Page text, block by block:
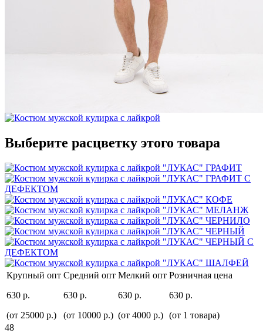
Выберите расцветку этого товара
Крупный опт
630 р.
(от 25000 р.)
Средний опт
630 р.
(от 10000 р.)
Мелкий опт
630 р.
(от 4000 р.)
Розничная цена
630 р.
(от 1 товара)
48